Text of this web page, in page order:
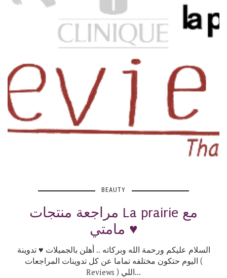
BEAUTY
مراجعة منتجات La prairie مع
مامتي ♥
السلام عليكم ورحمة الله وبركاته .. أهلن بالجميلات ♥ تدوينة
اليوم حتكون مختلفه تماما عن كل تدوينات المراجعات (
Reviews ) اللي...